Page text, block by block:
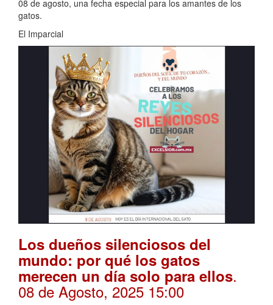
08 de agosto, una fecha especial para los amantes de los
gatos.
El Imparcial
Los dueños silenciosos del
mundo: por qué los gatos
merecen un día solo para ellos.
08 de Agosto, 2025 15:00